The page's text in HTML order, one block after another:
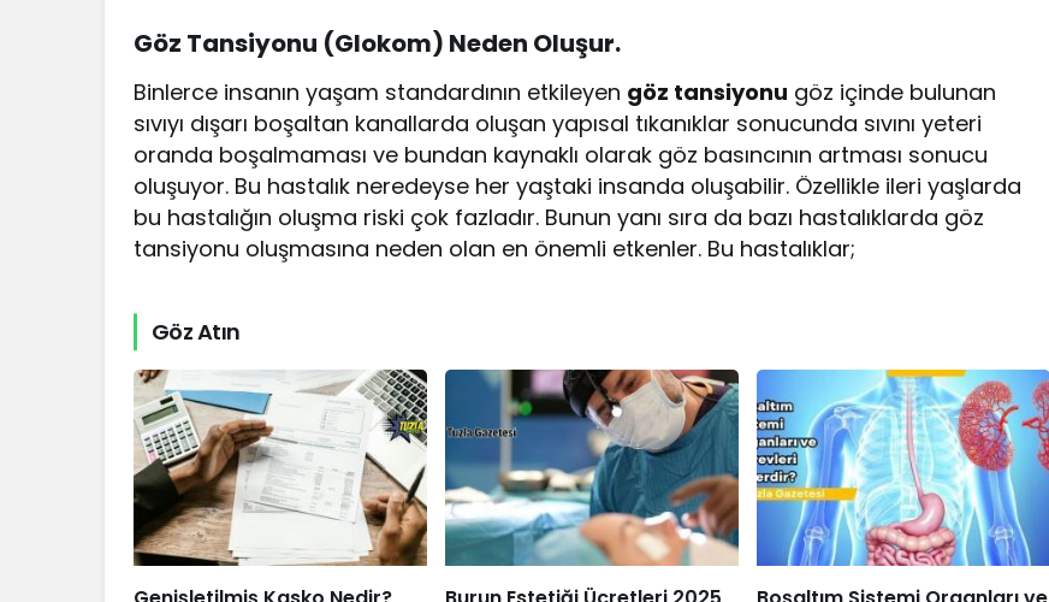
Göz Tansiyonu (Glokom) Neden Oluşur.
Binlerce insanın yaşam standardının etkileyen göz tansiyonu göz içinde bulunan
sıvıyı dışarı boşaltan kanallarda oluşan yapısal tıkanıklar sonucunda sıvını yeteri
oranda boşalmaması ve bundan kaynaklı olarak göz basıncının artması sonucu
oluşuyor. Bu hastalık neredeyse her yaştaki insanda oluşabilir. Özellikle ileri yaşlarda
bu hastalığın oluşma riski çok fazladır. Bunun yanı sıra da bazı hastalıklarda göz
tansiyonu oluşmasına neden olan en önemli etkenler. Bu hastalıklar;
Göz Atın